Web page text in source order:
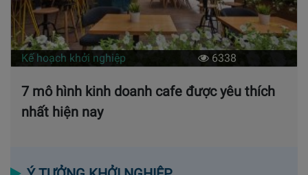
Kế hoạch khởi nghiệp 6338
7 mô hình kinh doanh cafe được yêu thích
nhất hiện nay